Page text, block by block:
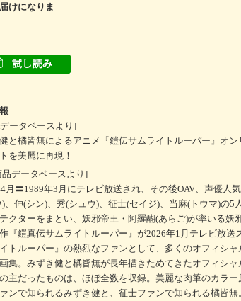
けになりま
ータベースより]
と橘皆無によるアニメ『鎧伝サムライトルーパー』オ
を美麗に再現！
品データベースより]
月〓1989年3月にテレビ放送され、その後OAV、声優
)、伸(シン)、秀(シュウ)、征士(セイジ)、当麻(トウマ)の
クターをまとい、妖邪帝王・阿羅醐(あらご)が率いる妖
『鎧真伝サムライトルーパー』が2026年1月テレビ放
トルーパー』の熱烈なファンとして、多くのオフィシ
集。みずき健と橘皆無が長年描きためてきたオフィシ
主だったものは、ほぼ全数を収録。美麗な肉筆のカラー
ンで知られるみずき健と、征士ファンで知られる橘皆